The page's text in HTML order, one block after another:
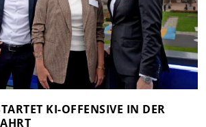
KI-OFFENSIVE IN DER